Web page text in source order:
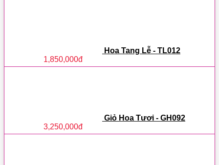
Hoa Tang Lễ - TL012
1,850,000đ
Giỏ Hoa Tươi - GH092
3,250,000đ